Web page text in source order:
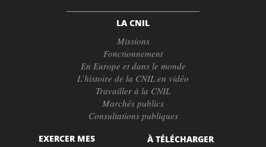
LA CNIL
Missions
Fonctionnement
En Europe et dans le monde
L’histoire de la CNIL en vidéo
Travailler à la CNIL
Marchés publics
Consultations publiques
EXERCER MES
À TÉLÉCHARGER